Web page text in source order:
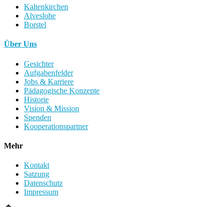
Kaltenkirchen
Alveslohe
Borstel
Über Uns
Gesichter
Aufgabenfelder
Jobs & Karriere
Pädagogische Konzepte
Historie
Vision & Mission
Spenden
Kooperationspartner
Mehr
Kontakt
Satzung
Datenschutz
Impressum